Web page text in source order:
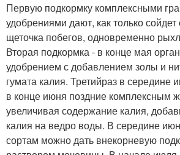
Первую подкормку комплексными
удобрениями дают, как только сойдет
щеточка побегов, одновременно
Вторая подкормка - в конце мая
удобрением с добавлением золы и
гумата калия. Третийраз в середине
в конце июня поздние комплексным
увеличивая содержание калия,
калия на ведро воды. В середине
сортам можно дать внекорневую